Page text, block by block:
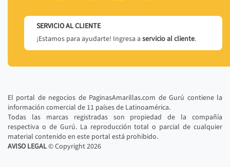
SERVICIO AL CLIENTE
¡Estamos para ayudarte! Ingresa a servicio al cliente.
El portal de negocios de PaginasAmarillas.com de Gurú contiene la
información comercial de 11 países de Latinoamérica.
Todas las marcas registradas son propiedad de la compañía
respectiva o de Gurú. La reproducción total o parcial de cualquier
material contenido en este portal está prohibido.
AVISO LEGAL© Copyright2026